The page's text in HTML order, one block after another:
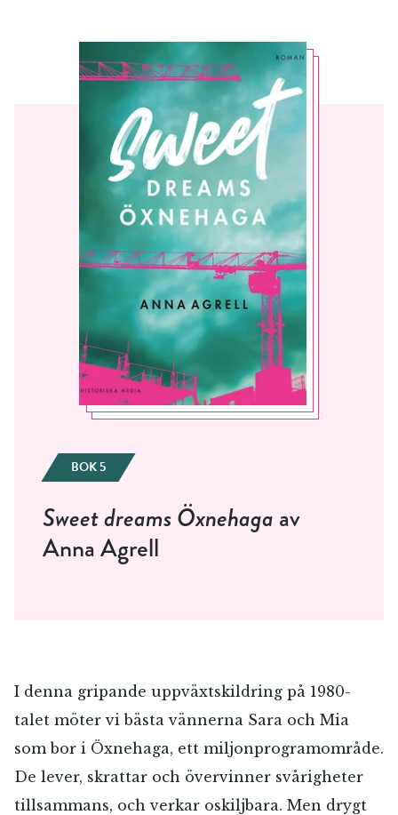
RÖSTA
ÅNGRA OCH STÄNG
BOK 5
Sweet dreams Öxnehagaav
Anna Agrell
I denna gripande uppväxtskildring på 1980-
talet möter vi bästa vännerna Sara och Mia
som bor i Öxnehaga, ett miljonprogramområde.
De lever, skrattar och övervinner svårigheter
tillsammans, och verkar oskiljbara. Men drygt